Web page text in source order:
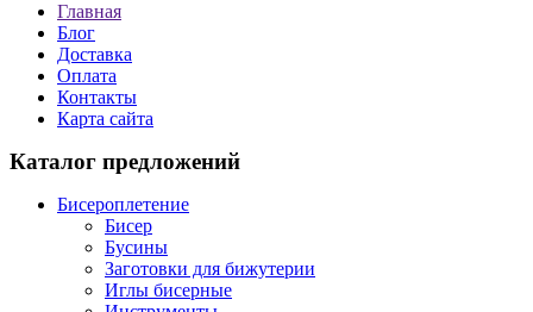
Главная
Блог
Доставка
Оплата
Контакты
Карта сайта
Каталог предложений
Бисероплетение
Бисер
Бусины
Заготовки для бижутерии
Иглы бисерные